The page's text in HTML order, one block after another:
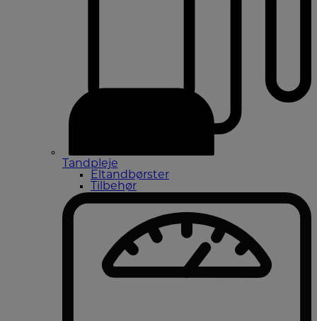
Tandpleje
Eltandbørster
Tilbehør